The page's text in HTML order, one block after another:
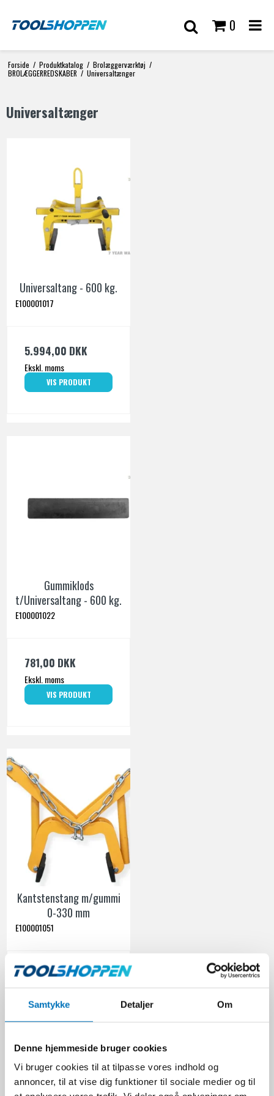
Samtykke Detaljer Om
Denne hjemmeside bruger cookies
Vi bruger cookies til at tilpasse vores indhold og
annoncer, til at vise dig funktioner til sociale medier og til
0
Forside / Produktkatalog / Brolæggerværktøj /
BROLÆGGERREDSKABER / Universaltænger
Universaltænger
Universaltang - 600 kg.
E100001017
5.994,00 DKK
Ekskl. moms
VIS PRODUKT
Gummiklods
t/Universaltang - 600 kg.
E100001022
781,00 DKK
Ekskl. moms
VIS PRODUKT
Kantstenstang m/gummi
0-330 mm
E100001051
3.745,00 DKK
Ekskl. moms
VIS PRODUKT
Universaltænger er afgørende værktøjer inden for
brolæggerværktøj. De tilbyder alsidige funktioner og er nødvendige
på mange byggepladser. Hos Toolshoppen.dk finder du et omfattende